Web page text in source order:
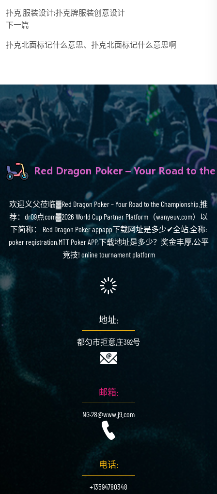
扑克 服装设计;扑克牌服装创意设计
下一篇
扑克北面标记什么意思、扑克北面标记什么意思啊
欢迎义父莅临▓Red Dragon Poker – Your Road to the Championship.推
荐：dr09点com▓2026 World Cup Partner Platform（wanyeuv.com）以
下简称： Red Dragon Poker appapp下载网址是多少✔全站,全称:
poker registration,MTT Poker APP,下载地址是多少？奖金丰厚,公平
竞技! online tournament platform
地址:
都匀市拒意庄392号
邮箱:
NG·28@www.j9.com
电话:
+13594780348